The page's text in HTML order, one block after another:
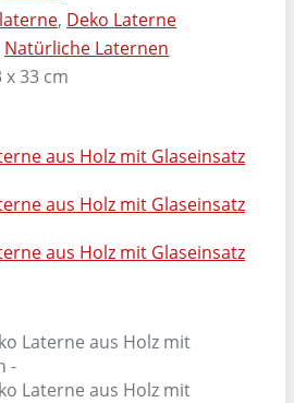
, Deko Laterne
Natürliche Laternen
x 33 cm